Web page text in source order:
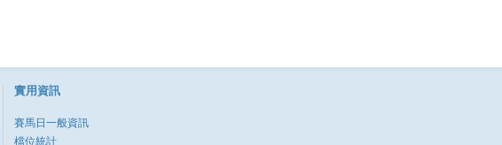
實用資訊
賽馬日一般資訊
檔位統計